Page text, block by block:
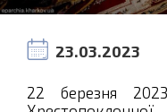
23.03.2023
22 березня